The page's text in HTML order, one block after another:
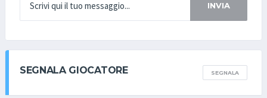
INVIA
SEGNALA GIOCATORE SEGNALA